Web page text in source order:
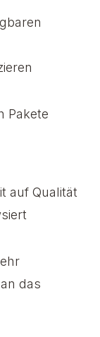
Pakete
auf Qualität
das